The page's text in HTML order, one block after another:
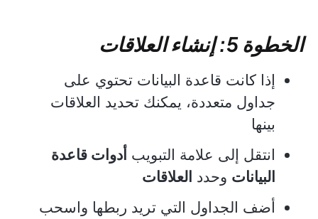
الخطوة 5: إنشاء العلاقات
إذا كانت قاعدة البيانات تحتوي على
جداول متعددة، يمكنك تحديد العلاقات
بينها
انتقل إلى علامة التبويب أدوات قاعدة
البيانات وحدد العلاقات
أضف الجداول التي تريد ربطها واسحب